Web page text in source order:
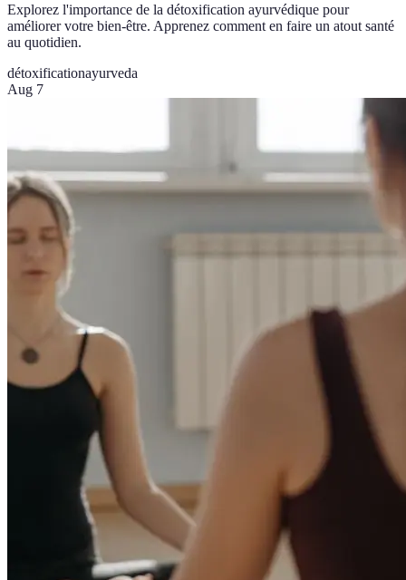
Explorez l'importance de la détoxification ayurvédique pour
améliorer votre bien-être. Apprenez comment en faire un atout santé
au quotidien.
détoxificationayurveda
Aug 7